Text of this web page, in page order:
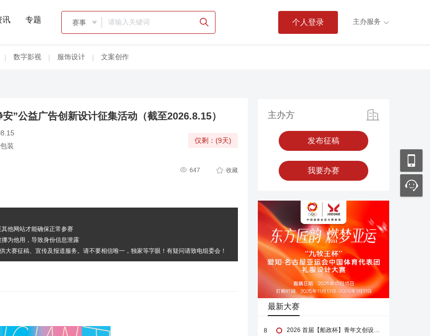
讯 专题 赛事   个人登录 主办服务 
| 数字影视 | 服饰设计 | 文案创作
”公益广告创新设计征集活动（截至2026.8.15）
征稿中
装
 647  收藏
仅剩：(9天)
他网站才能确保正常参赛
为他用，导致身份信息泄露
大赛征稿、宣传及报道服务。请不要相信唯一，独家等字眼！有疑问请致电组委会！
主办方
发布征稿
我要办赛
最新大赛
8
2026 首届【船政杯】青年文创设计大赛